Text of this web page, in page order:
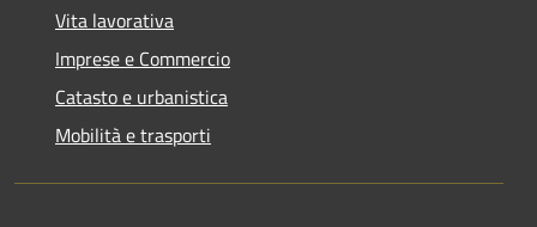
Vita lavorativa
Imprese e Commercio
Catasto e urbanistica
Mobilità e trasporti